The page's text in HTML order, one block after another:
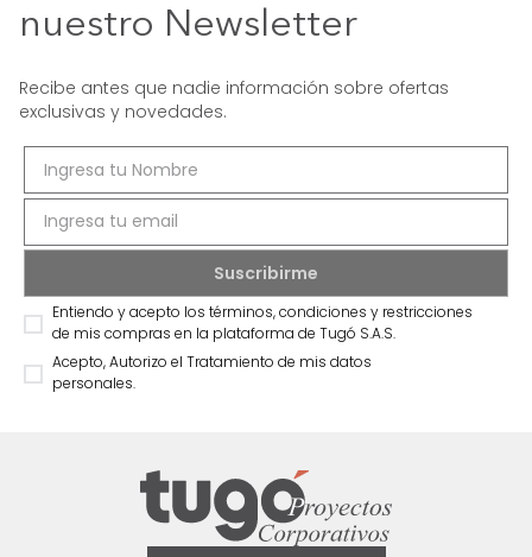
nuestro Newsletter
Recibe antes que nadie información sobre ofertas
exclusivas y novedades.
Entiendo y acepto los términos, condiciones y restricciones
de mis compras en la plataforma de Tugó S.A.S.
Acepto, Autorizo el Tratamiento de mis datos
personales.